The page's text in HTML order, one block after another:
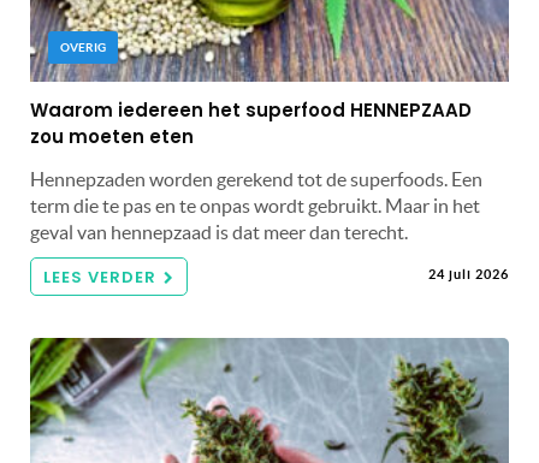
OVERIG
Waarom iedereen het superfood HENNEPZAAD
zou moeten eten
Hennepzaden worden gerekend tot de superfoods. Een
term die te pas en te onpas wordt gebruikt. Maar in het
geval van hennepzaad is dat meer dan terecht.
LEES VERDER 24 juli 2026